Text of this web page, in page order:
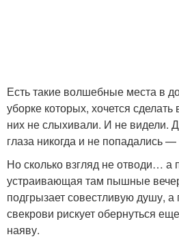
Есть такие волшебные места в
уборке которых, хочется
них не слыхивали. И не видели.
глаза никогда и не попадались —
Но сколько взгляд не отводи… а
устраивающая там пышные
подгрызает совестливую душу, а
свекрови рискует обернуться
наяву.